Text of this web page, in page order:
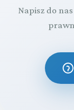
Napisz do